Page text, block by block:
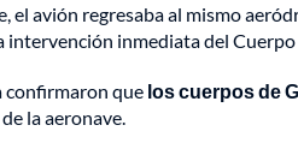
el avión regresaba al mismo
intervención inmediata del
confirmaron que los cuerpos de
la aeronave.